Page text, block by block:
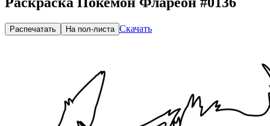
Распечатать На пол-листа Скачать